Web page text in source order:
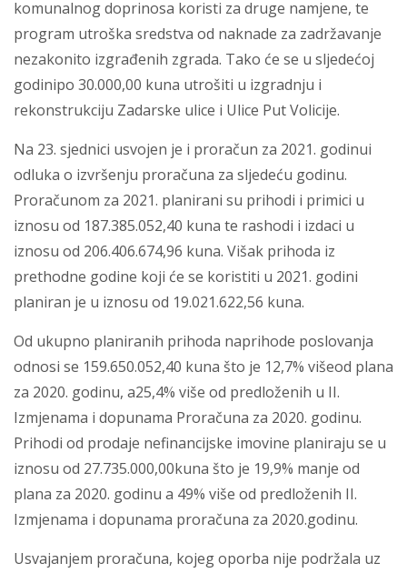
komunalnog doprinosa koristi za druge namjene, te
program utroška sredstva od naknade za zadržavanje
nezakonito izgrađenih zgrada. Tako će se u sljedećoj
godinipo 30.000,00 kuna utrošiti u izgradnju i
rekonstrukciju Zadarske ulice i Ulice Put Volicije.
Na 23. sjednici usvojen je i proračun za 2021. godinui
odluka o izvršenju proračuna za sljedeću godinu.
Proračunom za 2021. planirani su prihodi i primici u
iznosu od 187.385.052,40 kuna te rashodi i izdaci u
iznosu od 206.406.674,96 kuna. Višak prihoda iz
prethodne godine koji će se koristiti u 2021. godini
planiran je u iznosu od 19.021.622,56 kuna.
Od ukupno planiranih prihoda naprihode poslovanja
odnosi se 159.650.052,40 kuna što je 12,7% višeod plana
za 2020. godinu, a25,4% više od predloženih u II.
Izmjenama i dopunama Proračuna za 2020. godinu.
Prihodi od prodaje nefinancijske imovine planiraju se u
iznosu od 27.735.000,00kuna što je 19,9% manje od
plana za 2020. godinu a 49% više od predloženih II.
Izmjenama i dopunama proračuna za 2020.godinu.
Usvajanjem proračuna, kojeg oporba nije podržala uz